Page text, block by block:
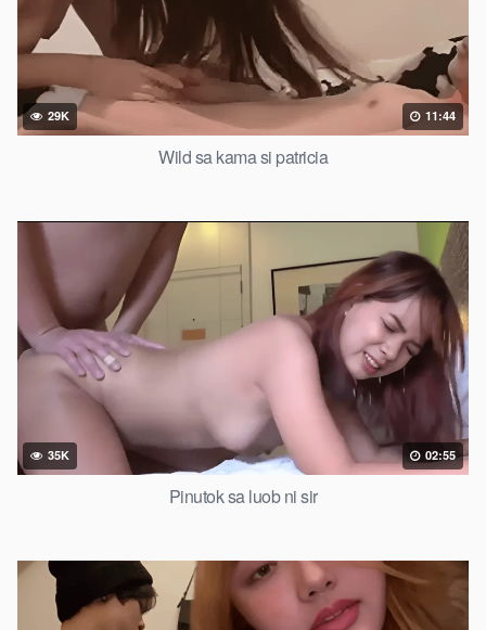
29K 11:44
Wild sa kama si patricia
35K 02:55
Pinutok sa luob ni sir